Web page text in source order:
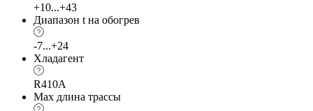
+10...+43
Диапазон t на обогрев
-7...+24
Хладагент
R410A
Max длина трассы